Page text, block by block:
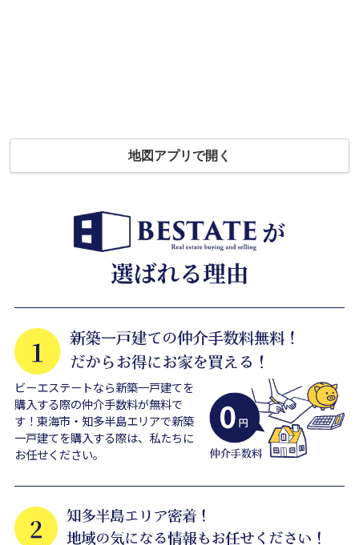
地図アプリで開く
ビーエステートなら新築一戸建てを
購入する際の仲介手数料が無料で
す！東海市・知多半島エリアで新築
一戸建てを購入する際は、私たちに
お任せください。